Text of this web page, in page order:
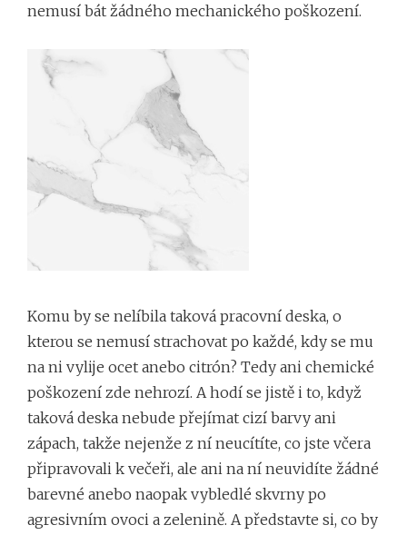
nemusí bát žádného mechanického poškození.
Komu by se nelíbila taková pracovní deska, o
kterou se nemusí strachovat po každé, kdy se mu
na ni vylije ocet anebo citrón? Tedy ani chemické
poškození zde nehrozí. A hodí se jistě i to, když
taková deska nebude přejímat cizí barvy ani
zápach, takže nejenže z ní neucítíte, co jste včera
připravovali k večeři, ale ani na ní neuvidíte žádné
barevné anebo naopak vybledlé skvrny po
agresivním ovoci a zelenině. A představte si, co by